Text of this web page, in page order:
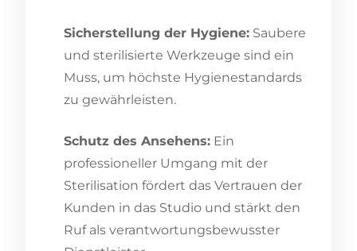
Sicherstellung der Hygiene: Saubere
und sterilisierte Werkzeuge sind ein
Muss, um höchste Hygienestandards
zu gewährleisten.
Schutz des Ansehens: Ein
professioneller Umgang mit der
Sterilisation fördert das Vertrauen der
Kunden in das Studio und stärkt den
Ruf als verantwortungsbewusster